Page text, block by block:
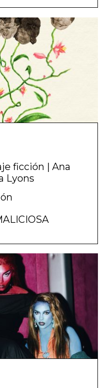
ficción |Ana
Lyons